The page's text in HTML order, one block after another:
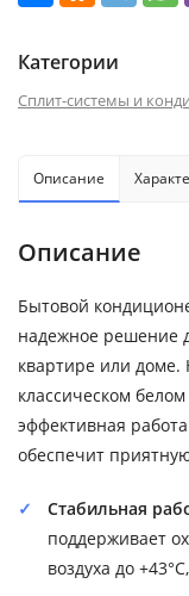
Категории
Сплит-системы и
Описание
Описание
Бытовой
надежное решение
квартире или
классическом
эффективная
обеспечит
Стабильная
поддерживает
воздуха до